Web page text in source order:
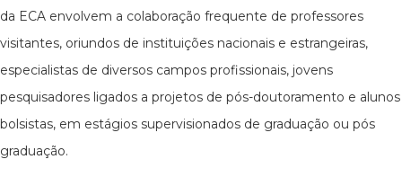
da ECA envolvem a colaboração frequente de professores
visitantes, oriundos de instituições nacionais e estrangeiras,
especialistas de diversos campos profissionais, jovens
pesquisadores ligados a projetos de pós-doutoramento e alunos
bolsistas, em estágios supervisionados de graduação ou pós
graduação.